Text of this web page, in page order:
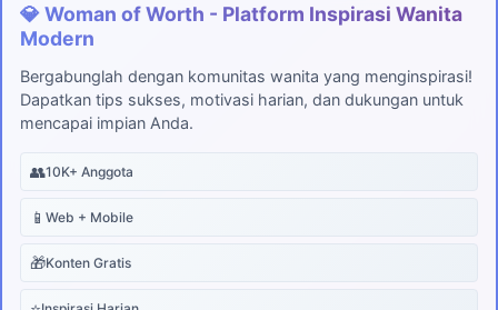
💎 Woman of Worth - Platform Inspirasi Wanita
Modern
Bergabunglah dengan komunitas wanita yang menginspirasi!
Dapatkan tips sukses, motivasi harian, dan dukungan untuk
mencapai impian Anda.
👥10K+ Anggota
📱 Web + Mobile
🎁Konten Gratis